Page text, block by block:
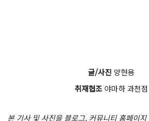
글/사진 양현용
취재협조 야마하 과천점
본 기사 및 사진을 블로그, 커뮤니티 홈페이